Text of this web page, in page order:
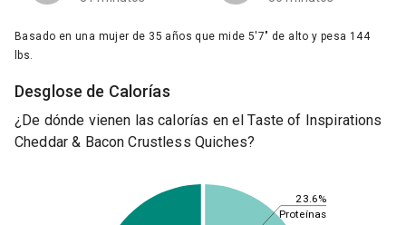
Basado en una mujer de 35 años que mide 5'7" de alto y pesa 144
lbs.
Desglose de Calorías
¿De dónde vienen las calorías en el Taste of Inspirations
Cheddar & Bacon Crustless Quiches?
23.6%
Proteínas